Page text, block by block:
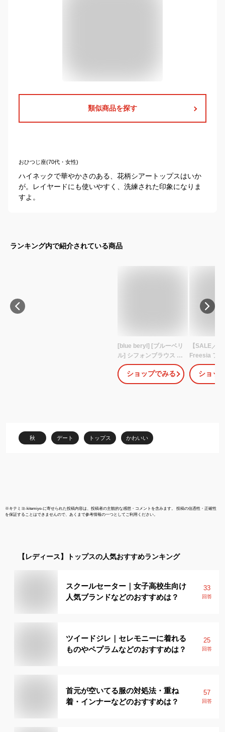
類似商品を探す
おひつじ座(70代・女性)
ハイネックで華やかさのある、花柄シアートップスはいか
が。レイヤードにも使いやすく、洗練された印象になりま
すよ。
ランキング内で紹介されている商品
[blue beryl] [ブルーベリ
ル] シフォンブラウス レ
ディース フラワープリ
ント ドット柄 パフスリ
ーブ 長袖 シアー スタン
ショップでみる
【SALE／
Freesia フ
ト シアー
Freesia フ
ドミー トッ
ショッ
秋 デート トップス かわいい
※キテミヨ-kitemiyo-に寄せられた投稿内容は、投稿者の主観的な感想・コメントを含みます。 投稿の信憑性・正確性
を保証することはできませんので、あくまで参考情報の一つとしてご利用ください。
【レディース】 トップスの人気おすすめランキング
スクールセーター｜女子高校生向け
人気ブランドなどのおすすめは？
33
回答
ツイードジレ｜セレモニーに着れる
ものやペプラムなどのおすすめは？
25
回答
首元が空いてる服の対処法・重ね
着・インナーなどのおすすめは？
57
回答